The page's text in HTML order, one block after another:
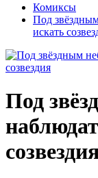
Комиксы
Под
искать
Под